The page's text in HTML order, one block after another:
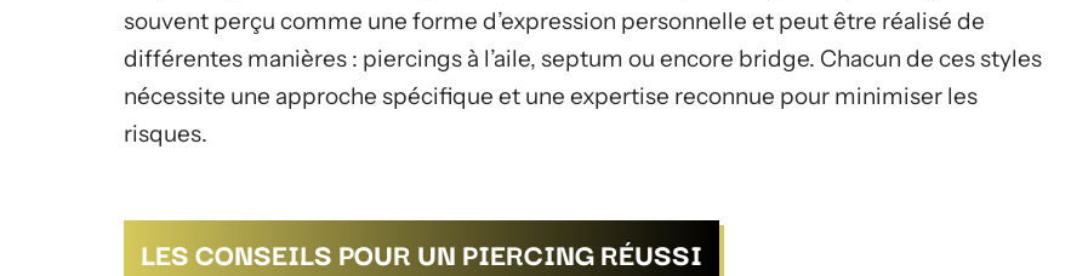
souvent perçu comme une forme d’expression personnelle et peut être réalisé de
différentes manières : piercings à l’aile, septum ou encore bridge. Chacun de ces styles
nécessite une approche spécifique et une expertise reconnue pour minimiser les
risques.
LES CONSEILS POUR UN PIERCING RÉUSSI